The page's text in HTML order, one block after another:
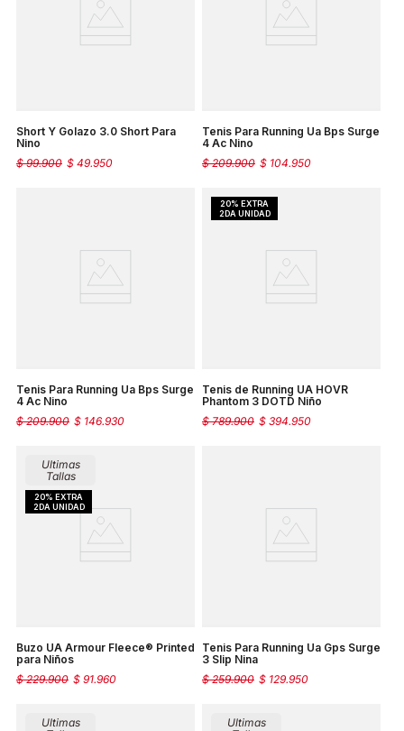
Short Y Golazo 3.0 Short Para
Nino
$ 49.950
$ 99.900
Tenis Para Running Ua Bps Surge
4 Ac Nino
$ 104.950
$ 209.900
Tenis Para Running Ua Bps Surge
4 Ac Nino
$ 146.930
$ 209.900
Tenis de Running UA HOVR
Phantom 3 DOTD Niño
$ 394.950
$ 789.900
Ultimas
Tallas
Buzo UA Armour Fleece® Printed
para Niños
$ 91.960
$ 229.900
Tenis Para Running Ua Gps Surge
3 Slip Nina
$ 129.950
$ 259.900
Ultimas
Ultimas